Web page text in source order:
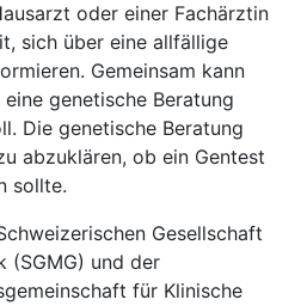
oder einer Fachärztin
sich über eine allfällige
Gemeinsam kann
genetische Beratung
Die genetische Beratung
abzuklären, ob ein Gentest
sollte.
Gesellschaft
(SGMG) und der
für Klinische